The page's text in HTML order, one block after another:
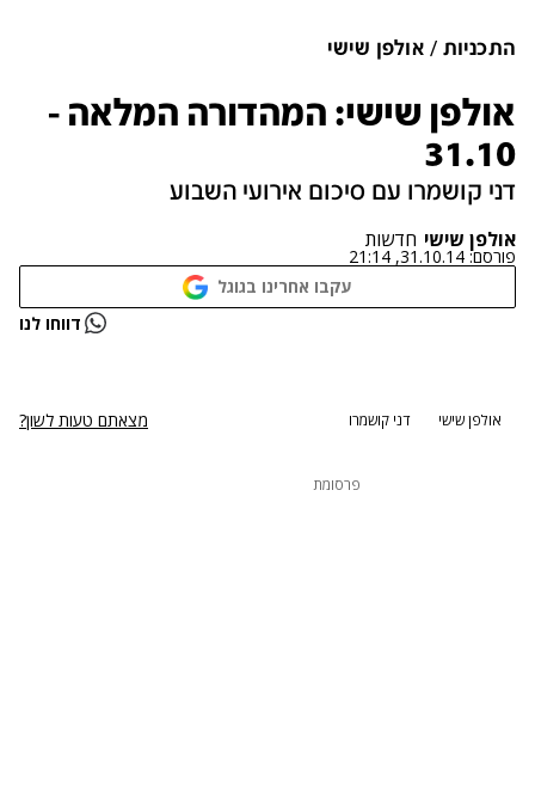
התכניות אולפן שישי
אולפן שישי: המהדורה המלאה -
31.10
דני קושמרו עם סיכום אירועי השבוע
אולפן שישי חדשות
פורסם: 31.10.14, 21:14
עקבו אחרינו בגוגל
נתקלנו בבעיה דווחו לנו
אולפן שישי דני קושמרו מצאתם טעות לשון?
פרסומת